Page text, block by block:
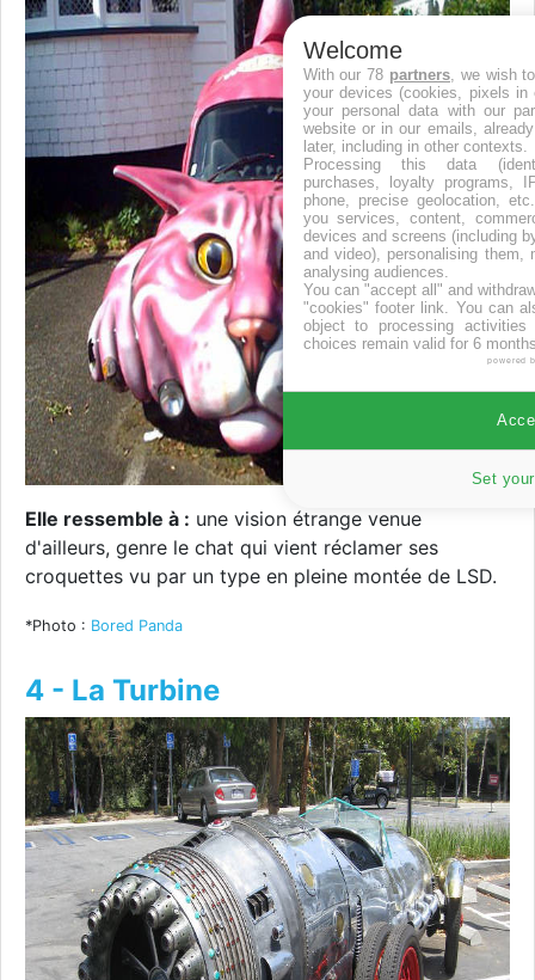
Elle ressemble à : une vision étrange venue
d'ailleurs, genre le chat qui vient réclamer ses
croquettes vu par un type en pleine montée de LSD.
*Photo : Bored Panda
4 - La Turbine
Welcome
With our 78 partners, we wish
your devices (cookies, pixels
your personal data with our
website or in our emails,
later, including in other contexts.
Processing this data
purchases, loyalty programs,
phone, precise geolocation,
you services, content,
devices and screens (including
and video), personalising them,
analysing audiences.
You can "accept all" and
"cookies" footer link . You can
object to processing
choices remain valid for 6
powered
Set